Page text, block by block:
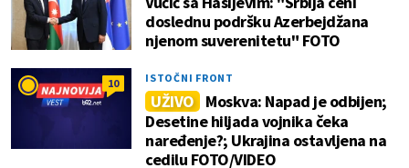
doslednu podršku Azerbejdžana
njenom suverenitetu" FOTO
10 ISTOČNI FRONT
UŽIVO Moskva: Napad je odbijen;
Desetine hiljada vojnika čeka
naređenje?; Ukrajina ostavljena na
cedilu FOTO/VIDEO